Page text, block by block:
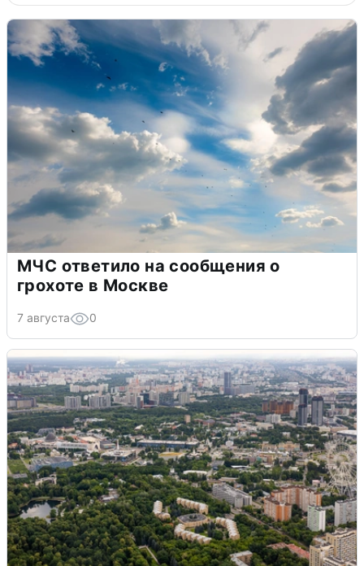
МЧС ответило на сообщения о
грохоте в Москве
7 августа 0